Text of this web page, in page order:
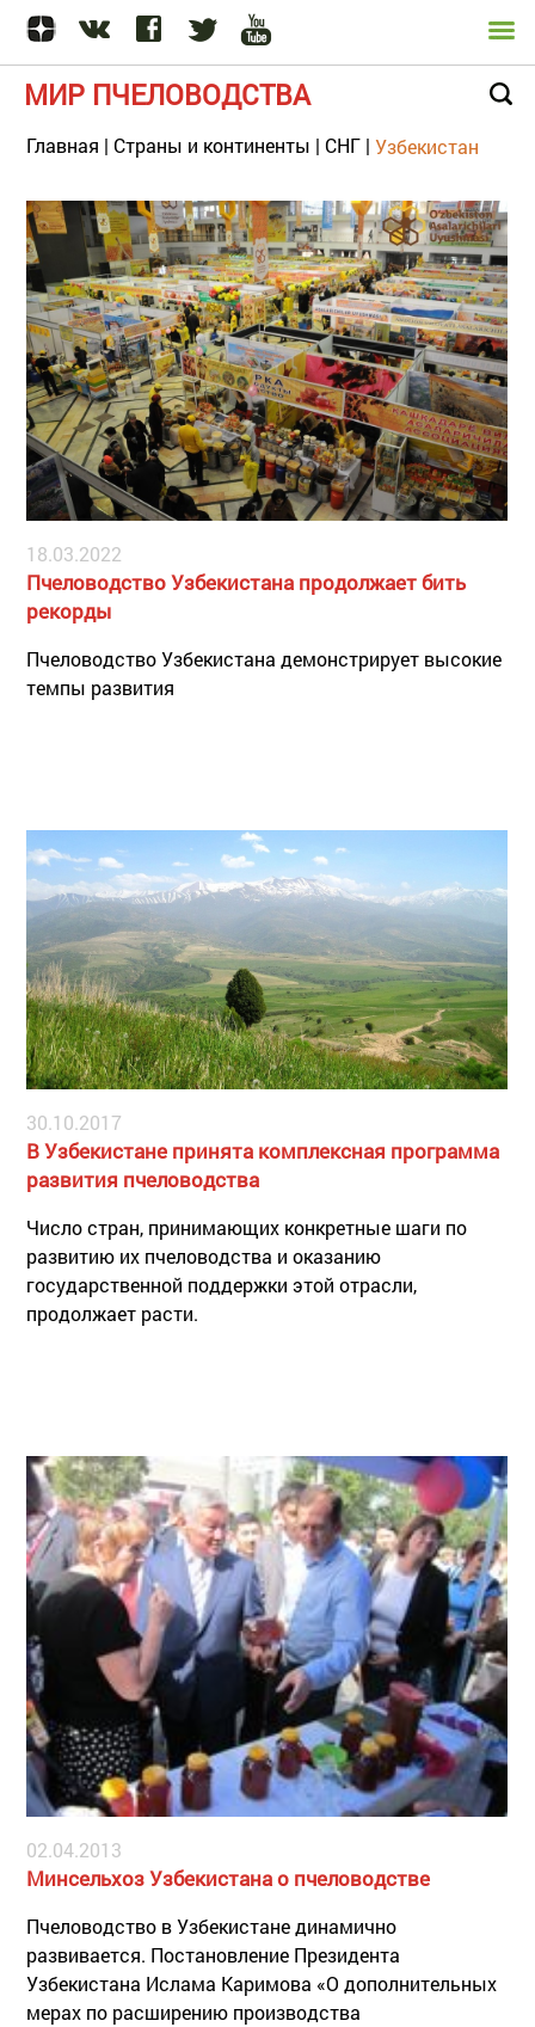
МИР ПЧЕЛОВОДСТВА
Главная | Страны и континенты | СНГ | Узбекистан
18.03.2022
Пчеловодство Узбекистана продолжает бить
рекорды
Пчеловодство Узбекистана демонстрирует высокие
темпы развития
30.10.2017
В Узбекистане принята комплексная программа
развития пчеловодства
Число стран, принимающих конкретные шаги по
развитию их пчеловодства и оказанию
государственной поддержки этой отрасли,
продолжает расти.
02.04.2013
Минсельхоз Узбекистана о пчеловодстве
Пчеловодство в Узбекистане динамично
развивается. Постановление Президента
Узбекистана Ислама Каримова «О дополнительных
мерах по расширению производства